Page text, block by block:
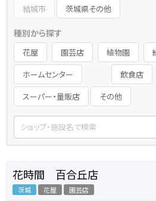
結城市
茨城県その他
種別から探す
花屋 園芸店 植物園
ホームセンター
飲食店
スーパー・量販店
その他
花時間 百合丘店
茨城 花屋 園芸店